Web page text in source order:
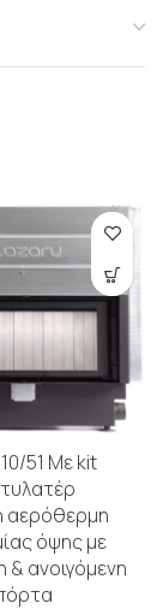
51 Με kit
αερόθερμη
όψης με
& ανοιγόμενη